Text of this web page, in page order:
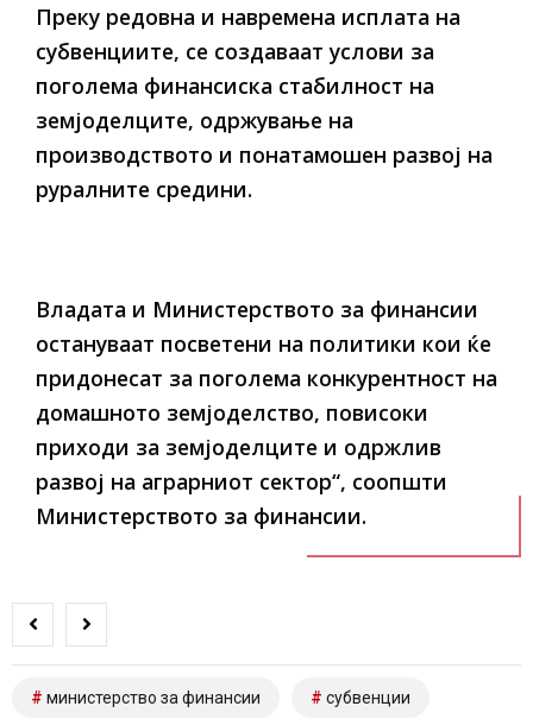
Преку редовна и навремена исплата на
субвенциите, се создаваат услови за
поголема финансиска стабилност на
земјоделците, одржување на
производството и понатамошен развој на
руралните средини.
Владата и Министерството за финансии
остануваат посветени на политики кои ќе
придонесат за поголема конкурентност на
домашното земјоделство, повисоки
приходи за земјоделците и одржлив
развој на аграрниот сектор“, соопшти
Министерството за финансии.
министерство за финансии субвенции